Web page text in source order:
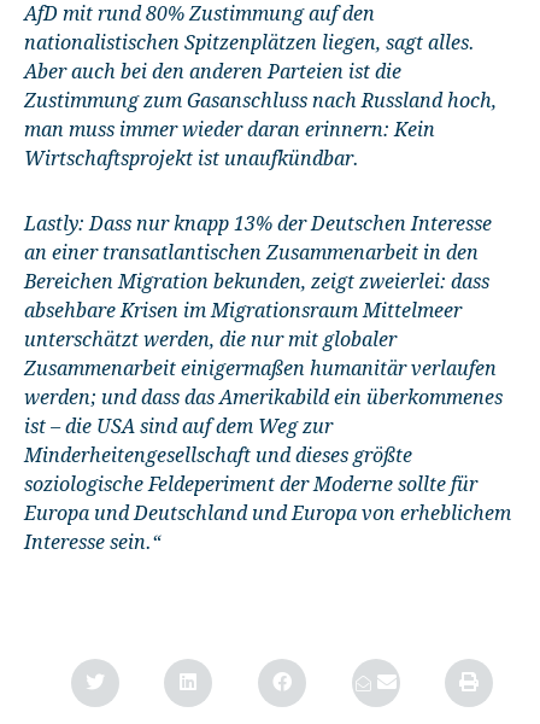
AfD mit rund 80% Zustimmung auf den
nationalistischen Spitzenplätzen liegen, sagt alles.
Aber auch bei den anderen Parteien ist die
Zustimmung zum Gasanschluss nach Russland hoch,
man muss immer wieder daran erinnern: Kein
Wirtschaftsprojekt ist unaufkündbar.
Lastly: Dass nur knapp 13% der Deutschen Interesse
an einer transatlantischen Zusammenarbeit in den
Bereichen Migration bekunden, zeigt zweierlei: dass
absehbare Krisen im Migrationsraum Mittelmeer
unterschätzt werden, die nur mit globaler
Zusammenarbeit einigermaßen humanitär verlaufen
werden; und dass das Amerikabild ein überkommenes
ist – die USA sind auf dem Weg zur
Minderheitengesellschaft und dieses größte
soziologische Feldeperiment der Moderne sollte für
Europa und Deutschland und Europa von erheblichem
Interesse sein.“